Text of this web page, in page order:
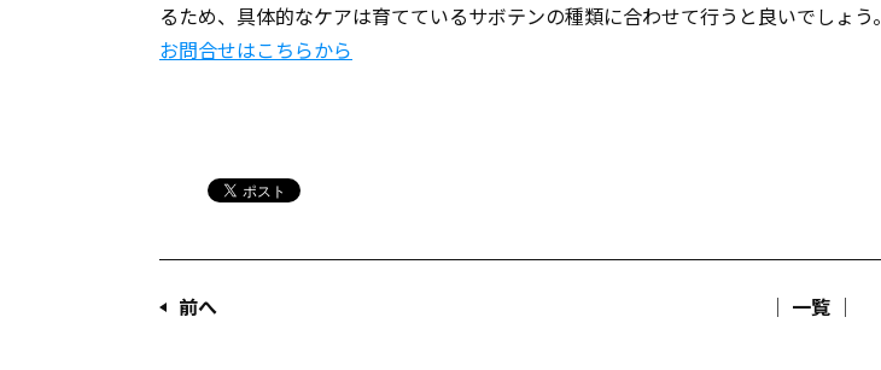
るため、具体的なケアは育てているサボテンの種類に合わせて行うと良いでしょう。
お問合せはこちらから
前へ │ 一覧 │